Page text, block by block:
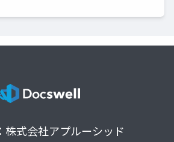
株式会社アプルーシッド